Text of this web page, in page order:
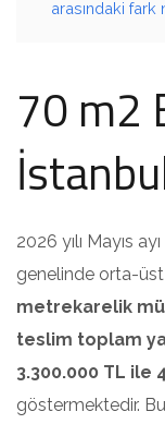
arasındaki fark
70 m2
2026 yılı Mayıs
genelinde orta-
metrekarelik
teslim toplam
3.300.000 TL ile
göstermektedir.